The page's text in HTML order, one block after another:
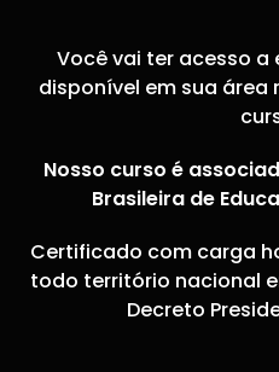
Você vai ter acesso
disponível em sua
Nosso curso é
Brasileira de
Certificado com carga
todo território nacional
Decreto